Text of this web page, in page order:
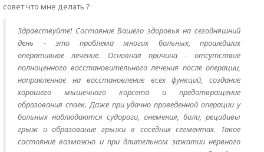
совет что мне делать ?
Здравствуйте! Состояние Вашего здоровья на сегодняшний
день - это проблема многих больных, прошедших
оперативное лечение. Основная причина - отсутствие
полноценного восстановительного лечения после операции,
направленное на восстановление всех функций, создание
хорошего мышечного корсета и предотвращение
образования спаек. Даже при удачно проведенной операции у
больных наблюдаются судороги, онемения, боли, рецидивы
грыж и образование грыжи в соседних сегментах. Такое
состояние возможно и при длительном зажатии нервного